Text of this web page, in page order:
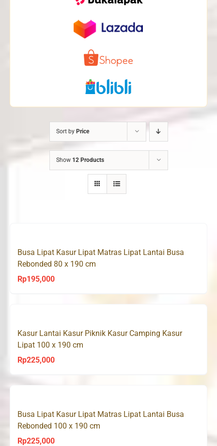
Sort by Price
Show 12 Products
Busa Lipat Kasur Lipat Matras Lipat Lantai Busa
Rebonded 80 x 190 cm
Rp195,000
Kasur Lantai Kasur Piknik Kasur Camping Kasur
Lipat 100 x 190 cm
Rp225,000
Busa Lipat Kasur Lipat Matras Lipat Lantai Busa
Rebonded 100 x 190 cm
Rp225,000